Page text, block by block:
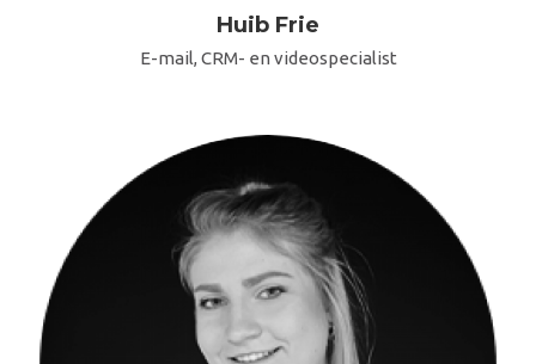
Huib Frie
E-mail, CRM- en videospecialist